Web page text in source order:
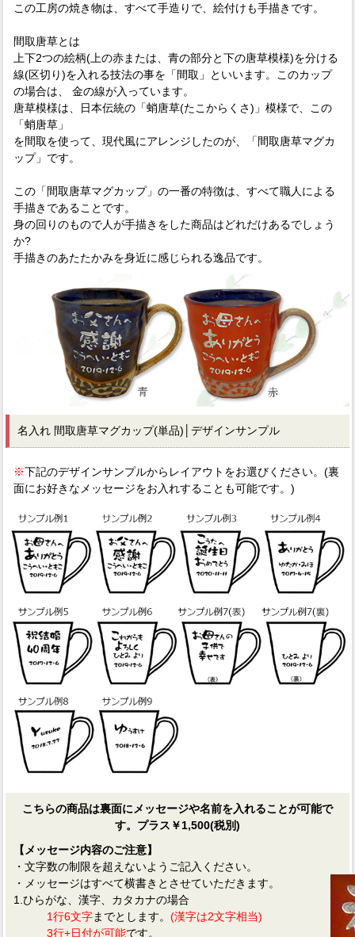
この工房の焼き物は、すべて手造りで、絵付けも手描きです。
間取唐草とは
上下2つの絵柄(上の赤または、青の部分と下の唐草模様)を分ける
線(区切り)を入れる技法の事を「間取」といいます。このカップ
の場合は、 金の線が入っています。
唐草模様は、日本伝統の「蛸唐草(たこからくさ)」模様で、この
「蛸唐草」
を間取を使って、現代風にアレンジしたのが、「間取唐草マグカ
ップ」です。
この「間取唐草マグカップ」の一番の特徴は、すべて職人による
手描きであることです。
身の回りのもので人が手描きをした商品はどれだけあるでしょう
か?
手描きのあたたかみを身近に感じられる逸品です。
名入れ 間取唐草マグカップ(単品)│デザインサンプル
※下記のデザインサンプルからレイアウトをお選びください。(裏
面にお好きなメッセージをお入れすることも可能です。)
こちらの商品は裏面にメッセージや名前を入れることが可能で
す。プラス￥1,500(税別)
【メッセージ内容のご注意】
・文字数の制限を超えないようご記入ください。
・メッセージはすべて横書きとさせていただきます。
1.ひらがな、漢字、カタカナの場合
1行6文字までとします。 (漢字は2文字相当)
3行+日付が可能です。